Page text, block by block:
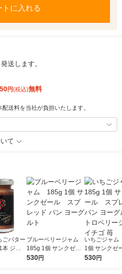
トに入れる
送します。
円(税込)無料
送料を当社が負担いたします。
て
ごバター
本 ジャ
ーズ
ブルーベリージャム
185g 1個 サンクゼー
ル スプレッド パン
530円
いちごジャ
1個 サンク
プレッド パン
530円